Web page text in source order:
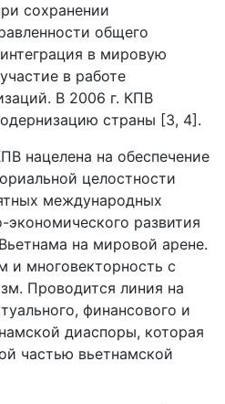
сохранении
общего
в мировую
в работе
В 2006 г. КПВ
страны [3, 4].
нацелена на обеспечение
целостности
международных
развития
на мировой арене.
и многовекторность с
Проводится линия на
финансового и
диаспоры, которая
частью вьетнамской